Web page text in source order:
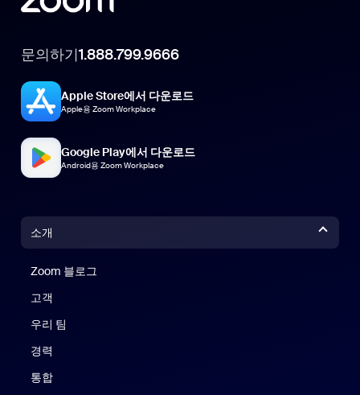
문의하기1.888.799.9666
Apple Store에서 다운로드
Apple용 Zoom Workplace
Google Play에서 다운로드
Android용 Zoom Workplace
소개
Zoom 블로그
고객
우리 팀
경력
통합